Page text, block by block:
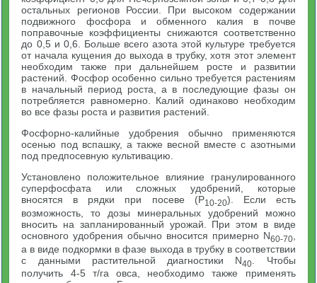
остальных регионов России. При высоком содержании
подвижного фосфора и обменного калия в почве
поправочные коэффициенты снижаются соответственно
до 0,5 и 0,6. Больше всего азота этой культуре требуется
от начала кущения до выхода в трубку, хотя этот элемент
необходим также при дальнейшем росте и развитии
растений. Фосфор особенно сильно требуется растениям
в начальный период роста, а в последующие фазы он
потребляется равномерно. Калий одинаково необходим
во все фазы роста и развития растений.
Фосфорно-калийные удобрения обычно применяются
осенью под вспашку, а также весной вместе с азотными
под предпосевную культивацию.
Установлено положительное влияние гранулированного
суперфосфата или сложных удобрений, которые
вносятся в рядки при посеве (Р10-20). Если есть
возможность, то дозы минеральных удобрений можно
вносить на запланированный урожай. При этом в виде
основного удобрения обычно вносится примерно N60-70,
а в виде подкормки в фазе выхода в трубку в соответствии
с данными растительной диагностики N40
. Чтобы
получить 4-5 т/га овса, необходимо также применять